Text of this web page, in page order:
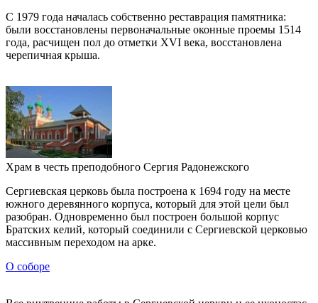
С 1979 года началась собственно реставрация памятника:
были восстановлены первоначальные оконные проемы 1514
года, расчищен пол до отметки XVI века, восстановлена
черепичная крыша.
Храм в честь преподобного Сергия Радонежского
Сергиевская церковь была построена к 1694 году на месте
южного деревянного корпуса, который для этой цели был
разобран. Одновременно был построен большой корпус
Братских келий, который соединили с Сергиевской церковью
массивным переходом на арке.
О соборе